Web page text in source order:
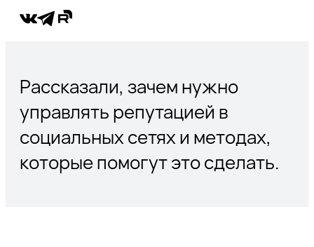
Рассказали, зачем нужно
управлять репутацией в
социальных сетях и методах,
которые помогут это сделать.